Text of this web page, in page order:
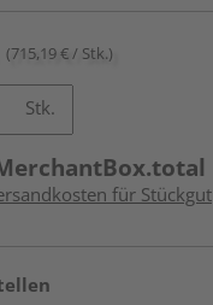
(715,19 € / Stk.)
Stk.
für Stückgut